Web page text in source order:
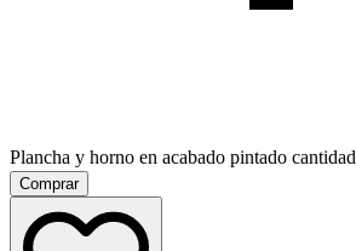
Plancha y horno en acabado pintado cantidad
Comprar